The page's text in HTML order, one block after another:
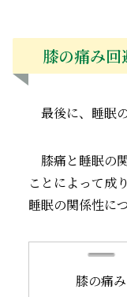
膝の痛み
最後に、睡眠
膝痛と睡眠の
ことによって成
睡眠の関係性に
膝の痛